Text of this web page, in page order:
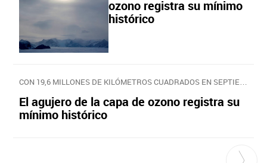
ozono registra su mínimo
histórico
CON 19,6 MILLONES DE KILÓMETROS CUADRADOS EN SEPTIEMBRE
El agujero de la capa de ozono registra su
mínimo histórico